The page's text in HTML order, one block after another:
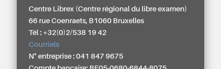
Centre Librex (Centre régional du libre examen)
66 rue Coenraets, B1060 Bruxelles
Tél : +32(0)2/538 19 42
Courriels
N° entreprise : 041 847 9675